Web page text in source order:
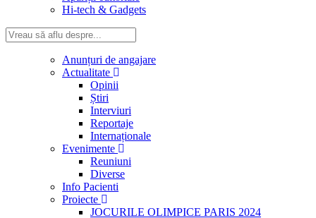
Hi-tech & Gadgets
Anunțuri de angajare
Actualitate
Opinii
Știri
Interviuri
Reportaje
Internaționale
Evenimente
Reuniuni
Diverse
Info Pacienti
Proiecte
JOCURILE OLIMPICE PARIS 2024